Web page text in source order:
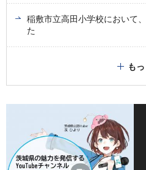
稲敷市立高田小学校において
た
も